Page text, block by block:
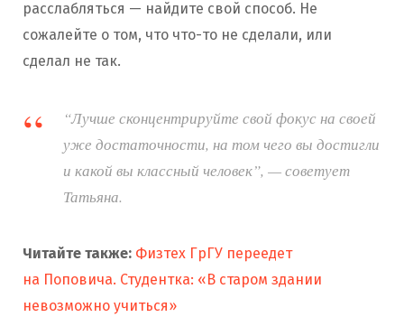
расслабляться — найдите свой способ. Не
сожалейте о том, что что-то не сделали, или
сделал не так.
“Лучше сконцентрируйте свой фокус на своей
уже достаточности, на том чего вы достигли
и какой вы классный человек”, — советует
Татьяна.
Читайте также: Физтех ГрГУ переедет
на Поповича. Студентка: «В старом здании
невозможно учиться»